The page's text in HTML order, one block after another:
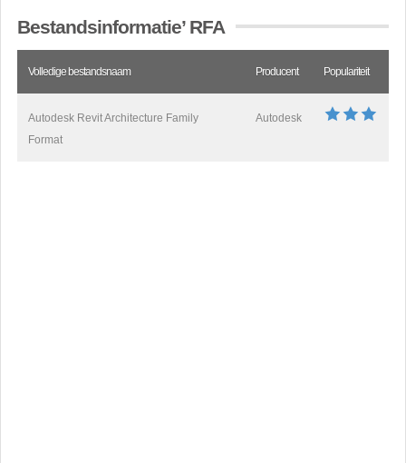
Bestandsinformatie’ RFA
Volledige bestandsnaam Producent Populariteit
Autodesk Revit Architecture Family
Format
Autodesk